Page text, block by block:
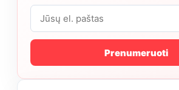
Prenumeruoti